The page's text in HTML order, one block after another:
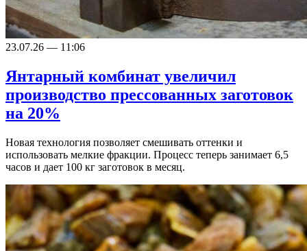
23.07.26 — 11:06
Янтарный комбинат увеличил
производство прессованных заготовок
на 20%
Новая технология позволяет смешивать оттенки и
использовать мелкие фракции. Процесс теперь занимает 6,5
часов и дает 100 кг заготовок в месяц.